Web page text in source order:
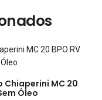
MC 20
Óleo